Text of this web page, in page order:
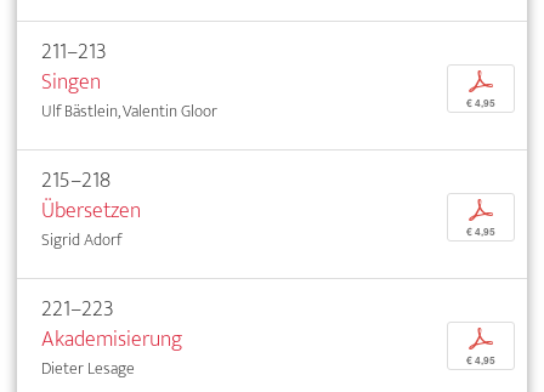
211–213
Singen
Ulf Bästlein, Valentin Gloor
p
€ 4,95
215–218
Übersetzen
Sigrid Adorf
p
€ 4,95
221–223
Akademisierung
Dieter Lesage
p
€ 4,95